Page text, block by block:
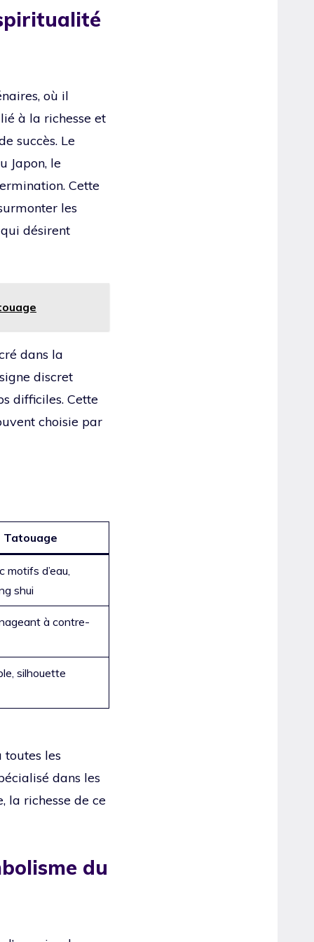
où il
à la richesse et
succès. Le
Japon, le
Cette
les
désirent
dans la
discret
difficiles. Cette
choisie par
Tatouage
d’eau,
shui
à contre-
silhouette
toutes les
dans les
la richesse de ce
du